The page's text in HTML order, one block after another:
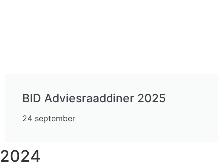
BID Adviesraaddiner 2025
24 september
2024